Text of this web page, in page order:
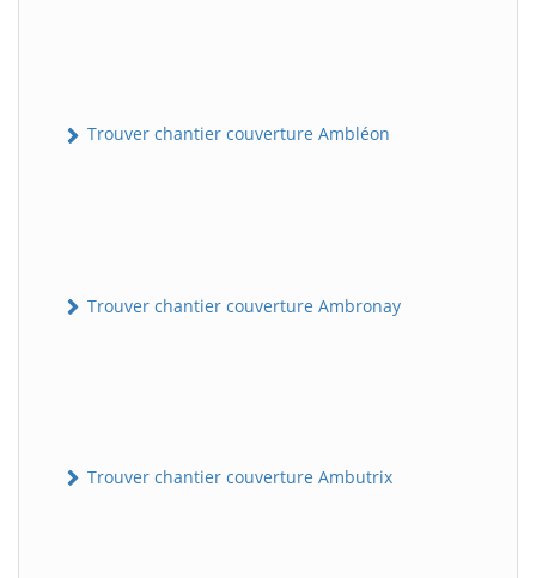
Trouver chantier couverture Ambléon
Trouver chantier couverture Ambronay
Trouver chantier couverture Ambutrix